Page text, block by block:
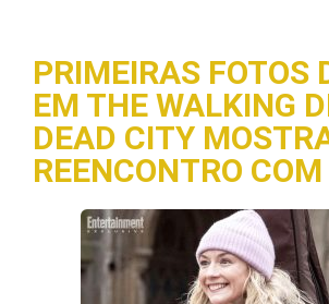
PRIMEIRAS FOTOS
EM THE WALKING
DEAD CITY
REENCONTRO